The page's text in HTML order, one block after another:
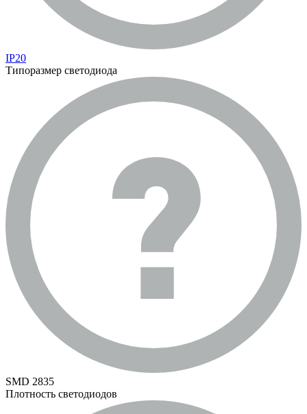
IP20
Типоразмер светодиода
SMD 2835
Плотность светодиодов